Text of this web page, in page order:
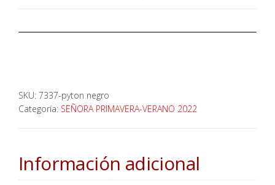
SKU: 7337-pyton negro
Categoría: SEÑORA PRIMAVERA-VERANO 2022
Información adicional